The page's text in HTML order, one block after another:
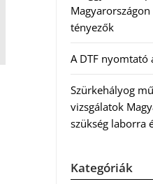
tényezők
A DTF
Szürkehályog
vizsgálatok
szükség laborra
Kategóriák